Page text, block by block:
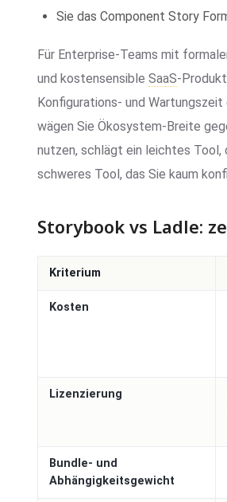
Sie das Component Story
Für Enterprise-Teams mit
und kostensensibleSaaS-
Konfigurations- und
wägen Sie Ökosystem-Breite
nutzen, schlägt ein leichtes Tool,
schweres Tool, das Sie kaum
Storybook vs Ladle:
Kriterium
Kosten
Lizenzierung
Bundle- und
Abhängigkeitsgewicht